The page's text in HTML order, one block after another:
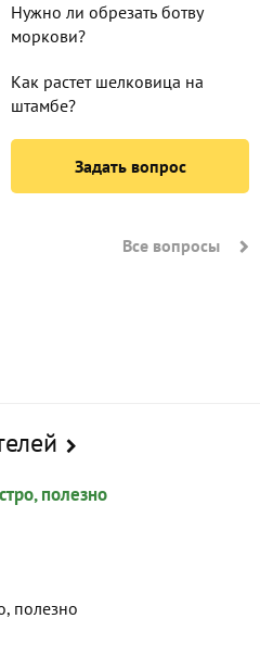
Нужно ли обрезать ботву
моркови?
Как растет шелковица на
штамбе?
Задать вопрос
Все вопросы
полезно